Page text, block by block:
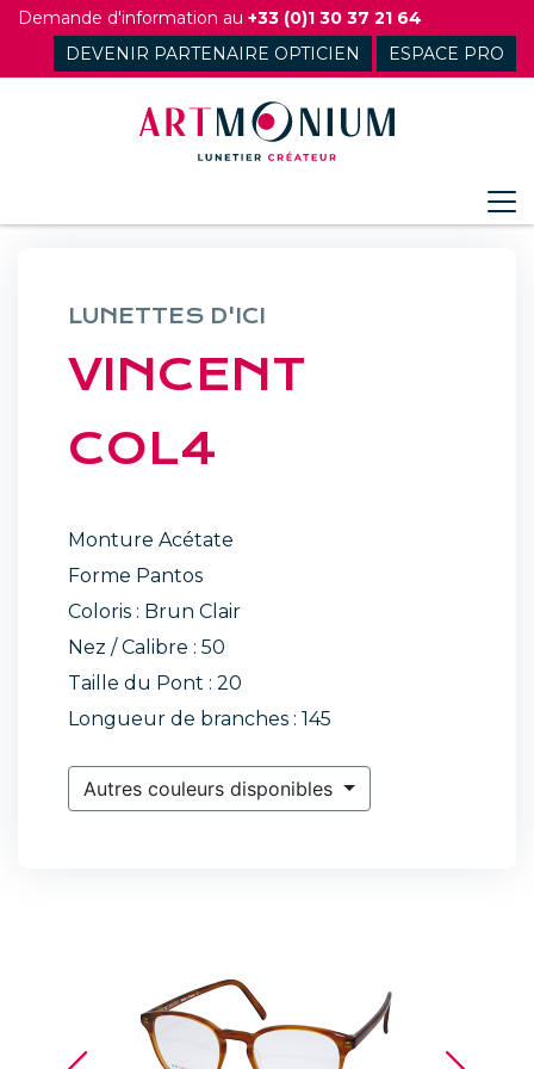
Skip
content
Demande d'information au +33 (0)1 30 37 21 64
DEVENIR PARTENAIRE OPTICIEN
ESPACE PRO
LUNETTES D'ICI
VINCENT
COL4
Monture Acétate
Forme Pantos
Coloris : Brun Clair
Nez / Calibre : 50
Taille du Pont : 20
Longueur de branches : 145
Autres couleurs disponibles